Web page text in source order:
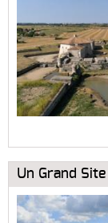
Un Grand